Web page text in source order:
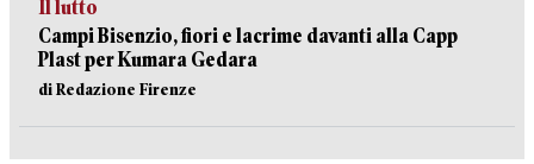
Il lutto
Campi Bisenzio, fiori e lacrime davanti alla Capp
Plast per Kumara Gedara
di Redazione Firenze